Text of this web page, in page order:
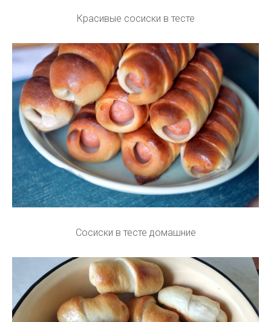
Красивые сосиски в тесте
Сосиски в тесте домашние